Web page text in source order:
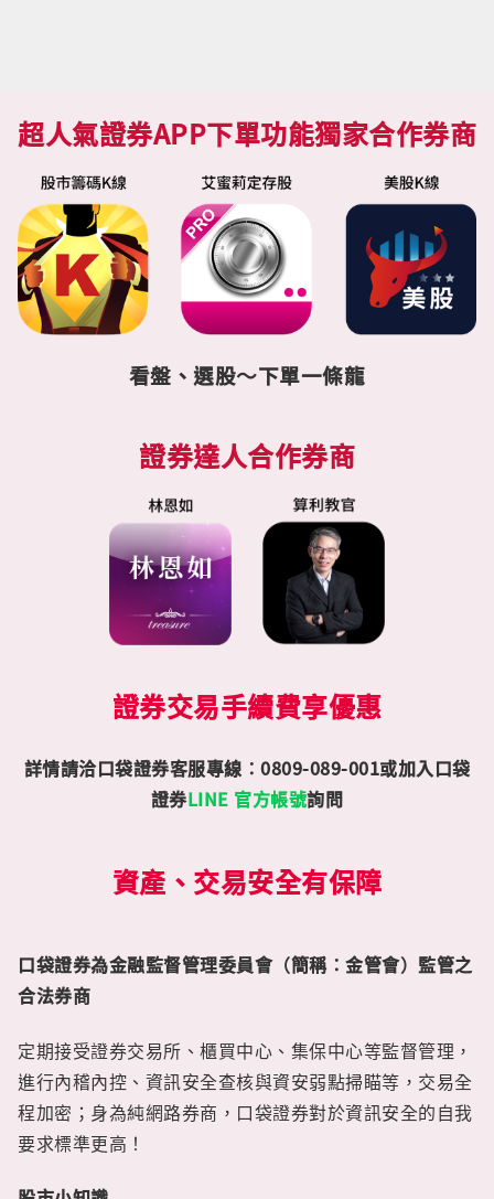
超人氣證券APP下單功能獨家合作券商
看盤、選股～下單一條龍
證券達人合作券商
證券交易手續費享優惠
詳情請洽口袋證券客服專線：0809-089-001或加入口袋
證券LINE 官方帳號詢問
資產、交易安全有保障
口袋證券為金融監督管理委員會（簡稱：金管會）監管之
合法券商
定期接受證券交易所、櫃買中心、集保中心等監督管理，
進行內稽內控、資訊安全查核與資安弱點掃瞄等，交易全
程加密；身為純網路券商，口袋證券對於資訊安全的自我
要求標準更高！